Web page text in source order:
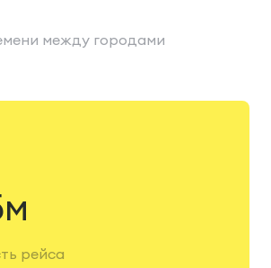
между городами
рейса